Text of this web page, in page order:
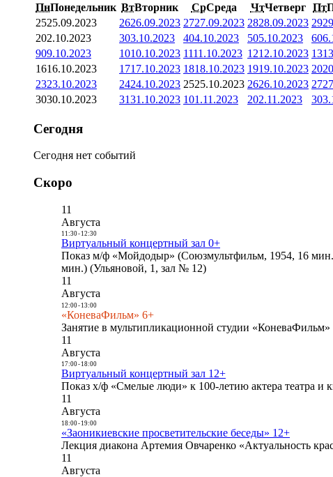
ПнПонедельник ВтВторник СрСреда ЧтЧетверг Пт
2525.09.2023 2626.09.2023 2727.09.2023 2828.09.2023 29
202.10.2023 303.10.2023 404.10.2023 505.10.2023 6
909.10.2023 1010.10.2023 1111.10.2023 1212.10.2023 13
1616.10.2023 1717.10.2023 1818.10.2023 1919.10.2023 20
2323.10.2023 2424.10.2023 2525.10.2023 2626.10.2023 27
3030.10.2023 3131.10.2023 101.11.2023 202.11.2023 3
Сегодня
Сегодня нет событий
Скоро
11
Августа
11:30- 12:30
Виртуальный концертный зал 0+
Показ м/ф «Мойдодыр» (Союзмультфильм, 1954, 16
мин.) (Ульяновой, 1, зал № 12)
11
Августа
12:00- 13:00
«КоневаФильм» 6+
Занятие в мультипликационной студии
11
Августа
17:00- 18:00
Виртуальный концертный зал 12+
Показ х/ф «Смелые люди» к 100-летию актера театра
11
Августа
18:00- 19:00
«Заоникиевские просветительские беседы» 12+
Лекция диакона Артемия Овчаренко «Актуальность
11
Августа